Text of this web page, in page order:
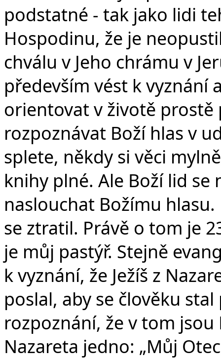
podstatné - tak jako lidi
Hospodinu, že je
chválu v Jeho chrámu v
především vést k vyznání
orientovat v životě prostě
rozpoznávat Boží hlas v
splete, někdy si věci
knihy plné. Ale Boží lid
naslouchat Božímu
se ztratil. Právě o tom je
je můj pastýř. Stejně
k vyznání, že Ježíš z
poslal, aby se člověku
rozpoznání, že v tom jsou
Nazareta jedno: „Můj